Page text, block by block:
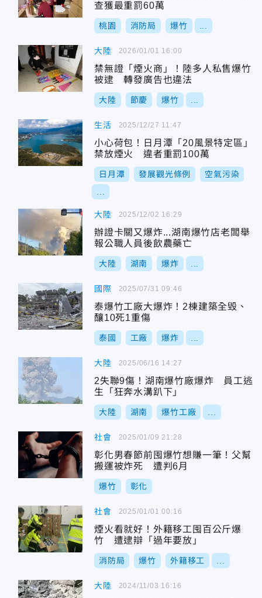
查獲最重罰60萬
桃園 消防局 爆竹
大陸
禁無證「煙火商」！陸多人私售爆竹
被逮 轉發廣告也違法
大陸 節慶 爆竹
2026/01/01 16:00
生活
小心荷包！日月潭「20風景特定區」
禁放煙火 違者重罰100萬
日月潭 發展觀光條例 空氣污染
2025/12/27 11:47
大陸
辦證卡關又爆炸...湖南爆竹店老闆舉
報公職人員後飲農藥亡
大陸 湖南 爆炸
2025/12/02 16:29
國際
泰爆竹工廠大爆炸！2棟建築全毁、
釀10死1重傷
泰國 工廠 爆炸
2025/07/31 09:46
大陸
2失聯9傷！湖南爆竹廠爆炸 員工逃
生「狂奔水溝趴下」
大陸 湖南 爆竹工廠
2025/06/16 14:27
社會
彰化男春節前囤爆竹想賺一筆！父幫
搬運被炸死 遭判6月
爆竹 彰化
2025/01/09 21:28
社會
煙火看就好！外籍移工囤百公斤爆
竹 遭逮辯「過年要放」
消防局 爆竹 外籍移工
2025/01/01 00:16
大陸 2024/11/03 16:16